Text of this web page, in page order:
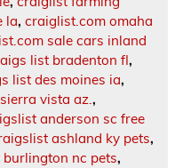
la, craiglist.com omaha
sale cars inland
list bradenton fl,
list des moines ia,
vista az.,
anderson sc free
ashland ky pets,
nc pets,